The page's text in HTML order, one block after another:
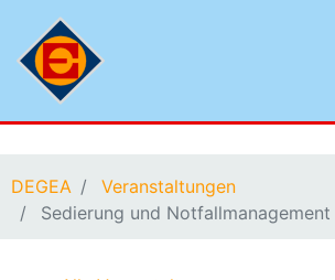
DEGEA
Veranstaltungen
Sedierung und Notfallmanagement